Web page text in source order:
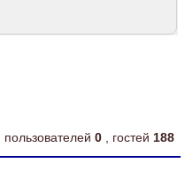
пользователей 0 , гостей 188